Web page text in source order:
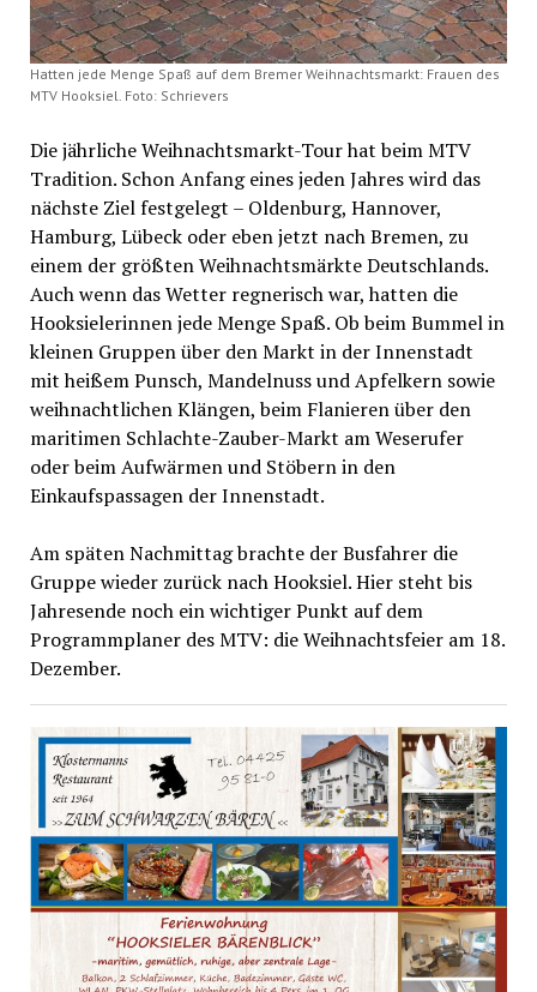
Hatten jede Menge Spaß auf dem Bremer Weihnachtsmarkt: Frauen des
MTV Hooksiel. Foto: Schrievers
Die jährliche Weihnachtsmarkt-Tour hat beim MTV
Tradition. Schon Anfang eines jeden Jahres wird das
nächste Ziel festgelegt – Oldenburg, Hannover,
Hamburg, Lübeck oder eben jetzt nach Bremen, zu
einem der größten Weihnachtsmärkte Deutschlands.
Auch wenn das Wetter regnerisch war, hatten die
Hooksielerinnen jede Menge Spaß. Ob beim Bummel in
kleinen Gruppen über den Markt in der Innenstadt
mit heißem Punsch, Mandelnuss und Apfelkern sowie
weihnachtlichen Klängen, beim Flanieren über den
maritimen Schlachte-Zauber-Markt am Weserufer
oder beim Aufwärmen und Stöbern in den
Einkaufspassagen der Innenstadt.
Am späten Nachmittag brachte der Busfahrer die
Gruppe wieder zurück nach Hooksiel. Hier steht bis
Jahresende noch ein wichtiger Punkt auf dem
Programmplaner des MTV: die Weihnachtsfeier am 18.
Dezember.